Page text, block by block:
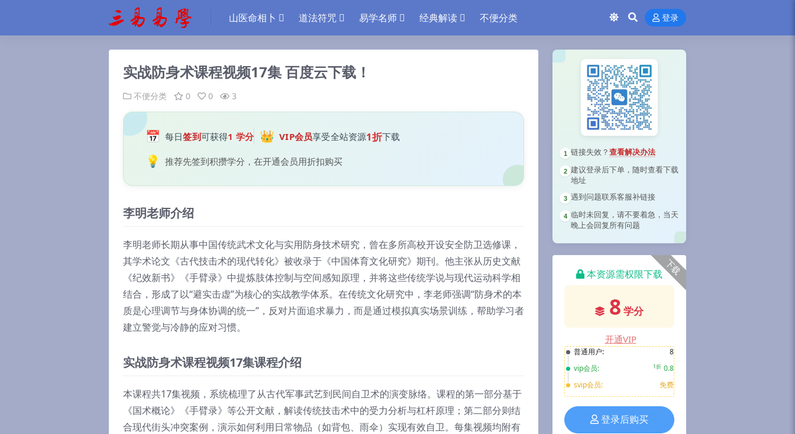
山医命相卜 道法符咒 易学名师 经典解读 不便分类 登录
实战防身术课程视频17集 百度云下载！
不便分类 0 0 3
📅 每日签到可获得1 学分 👑 VIP会员享受全站资源1折下载
💡 推荐先签到积攒学分，在开通会员用折扣购买
李明老师介绍
李明老师长期从事中国传统武术文化与实用防身技术研究，曾在多所高校开设安全防卫选修课，
其学术论文《古代技击术的现代转化》被收录于《中国体育文化研究》期刊。他主张从历史文献
《纪效新书》《手臂录》中提炼肢体控制与空间感知原理，并将这些传统学说与现代运动科学相
结合，形成了以“避实击虚”为核心的实战教学体系。在传统文化研究中，李老师强调“防身术的本
质是心理调节与身体协调的统一”，反对片面追求暴力，而是通过模拟真实场景训练，帮助学习者
建立警觉与冷静的应对习惯。
实战防身术课程视频17集课程介绍
本课程共17集视频，系统梳理了从古代军事武艺到民间自卫术的演变脉络。课程的第一部分基于
《国术概论》《手臂录》等公开文献，解读传统技击术中的受力分析与杠杆原理；第二部分则结
合现代街头冲突案例，演示如何利用日常物品（如背包、雨伞）实现有效自卫。每集视频均附有
1 链接失效？ 查看解决办法
2 建议登录后下单，随时查看下载
地址
3 遇到问题联系客服补链接
4 临时未回复，请不要着急，当天
晚上会回复所有问题
下载
本资源需权限下载
8 学分
开通VIP
普通用户:
8
vip会员:
1折 0.8
svip会员:
免费
登录后购买